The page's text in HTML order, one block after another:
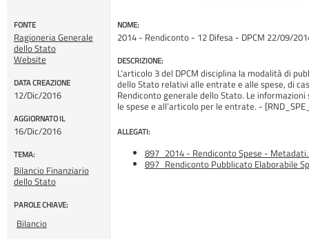
FONTE
Ragioneria Generale
dello Stato
Website
DATA CREAZIONE
12/Dic/2016
AGGIORNATO IL
16/Dic/2016
TEMA:
Bilancio Finanziario
dello Stato
PAROLE CHIAVE:
Bilancio
NOME:
2014 - Rendiconto - 12 Difesa - DPCM 22/09/
DESCRIZIONE:
L’articolo 3 del DPCM disciplina la modalità di
dello Stato relativi alle entrate e alle spese, di
Rendiconto generale dello Stato. Le
le spese e all’articolo per le entrate. -
ALLEGATI:
897_2014 - Rendiconto Spese -
897_Rendiconto Pubblicato Elaborabile